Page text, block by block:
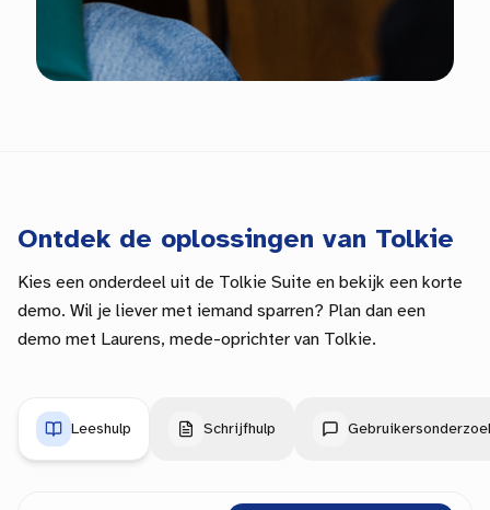
Ontdek de oplossingen van Tolkie
Kies een onderdeel uit de Tolkie Suite en bekijk een korte
demo. Wil je liever met iemand sparren? Plan dan een
demo met Laurens, mede-oprichter van Tolkie.
Leeshulp Schrijfhulp